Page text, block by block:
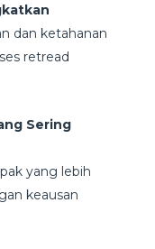
dan ketahanan
retread
Sering
yang lebih
keausan